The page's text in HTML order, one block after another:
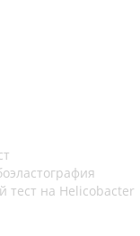
тест на Helicobacter